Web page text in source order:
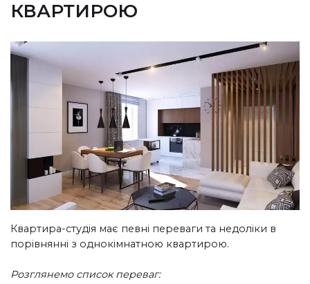
КВАРТИРОЮ
Квартира-студія має певні переваги та недоліки в
порівнянні з однокімнатною квартирою.
Розглянемо список переваг: